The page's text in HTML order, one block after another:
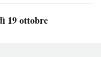
19 ottobre